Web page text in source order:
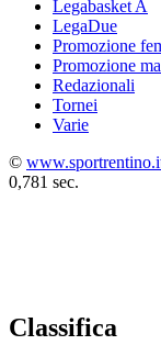
Legabasket A
LegaDue
Promozione
Promozione
Redazionali
Tornei
Varie
©
0,781 sec.
Classifica